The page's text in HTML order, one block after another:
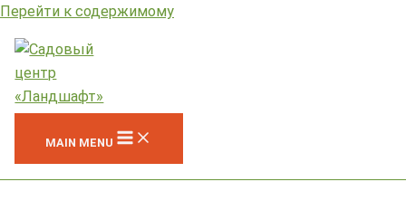
Перейти к содержимому
MAIN MENU